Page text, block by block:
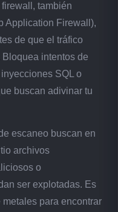
también
Application Firewall),
de que el tráfico
intentos de
SQL o
buscan adivinar tu
escaneo buscan en
archivos
o
ser explotadas. Es
para encontrar